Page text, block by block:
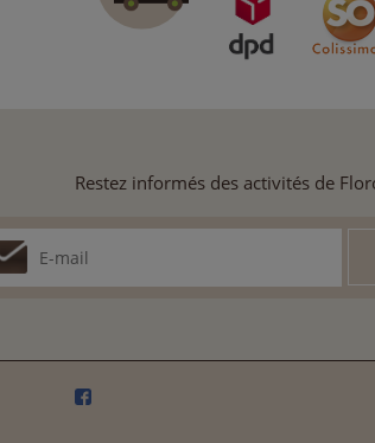
Restez informés des activités de